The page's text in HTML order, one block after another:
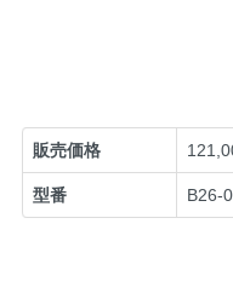
販売価格
型番 B26-